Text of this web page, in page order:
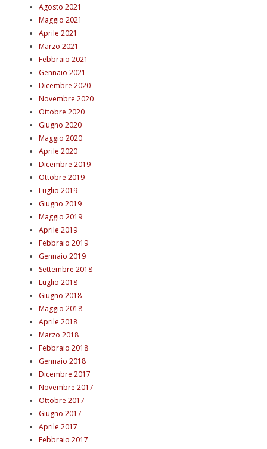
Agosto 2021
Maggio 2021
Aprile 2021
Marzo 2021
Febbraio 2021
Gennaio 2021
Dicembre 2020
Novembre 2020
Ottobre 2020
Giugno 2020
Maggio 2020
Aprile 2020
Dicembre 2019
Ottobre 2019
Luglio 2019
Giugno 2019
Maggio 2019
Aprile 2019
Febbraio 2019
Gennaio 2019
Settembre 2018
Luglio 2018
Giugno 2018
Maggio 2018
Aprile 2018
Marzo 2018
Febbraio 2018
Gennaio 2018
Dicembre 2017
Novembre 2017
Ottobre 2017
Giugno 2017
Aprile 2017
Febbraio 2017